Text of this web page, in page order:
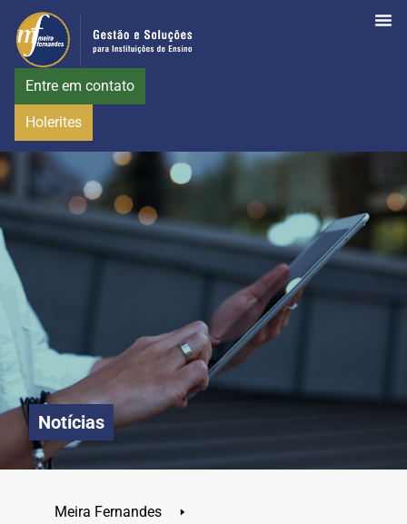
Entre em contato
Holerites
Notícias
Meira Fernandes
🢒